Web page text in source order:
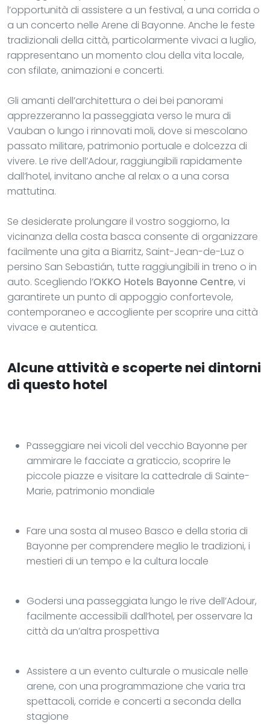
l’opportunità di assistere a un festival, a una corrida o
a un concerto nelle Arene di Bayonne. Anche le feste
tradizionali della città, particolarmente vivaci a luglio,
rappresentano un momento clou della vita locale,
con sfilate, animazioni e concerti.
Gli amanti dell’architettura o dei bei panorami
apprezzeranno la passeggiata verso le mura di
Vauban o lungo i rinnovati moli, dove si mescolano
passato militare, patrimonio portuale e dolcezza di
vivere. Le rive dell’Adour, raggiungibili rapidamente
dall’hotel, invitano anche al relax o a una corsa
mattutina.
Se desiderate prolungare il vostro soggiorno, la
vicinanza della costa basca consente di organizzare
facilmente una gita a Biarritz, Saint-Jean-de-Luz o
persino San Sebastián, tutte raggiungibili in treno o in
auto. Scegliendo l’OKKO Hotels Bayonne Centre, vi
garantirete un punto di appoggio confortevole,
contemporaneo e accogliente per scoprire una città
vivace e autentica.
Alcune attività e scoperte nei dintorni
di questo hotel
Passeggiare nei vicoli del vecchio Bayonne per
ammirare le facciate a graticcio, scoprire le
piccole piazze e visitare la cattedrale di Sainte-
Marie, patrimonio mondiale
Fare una sosta al museo Basco e della storia di
Bayonne per comprendere meglio le tradizioni, i
mestieri di un tempo e la cultura locale
Godersi una passeggiata lungo le rive dell’Adour,
facilmente accessibili dall’hotel, per osservare la
città da un’altra prospettiva
Assistere a un evento culturale o musicale nelle
arene, con una programmazione che varia tra
spettacoli, corride e concerti a seconda della
stagione